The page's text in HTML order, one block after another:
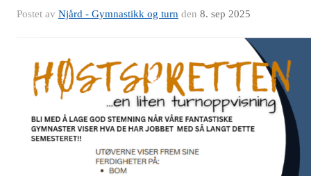
Postet av Njård - Gymnastikk og turn den 8. sep 2025